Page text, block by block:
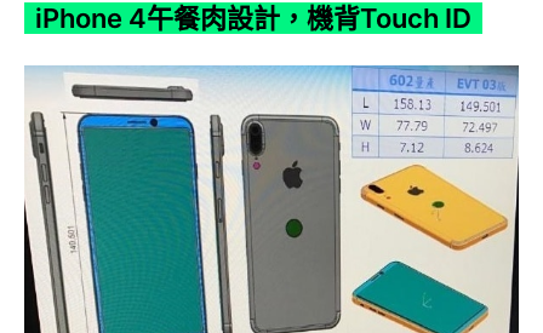
iPhone 4午餐肉設計，機背Touch ID